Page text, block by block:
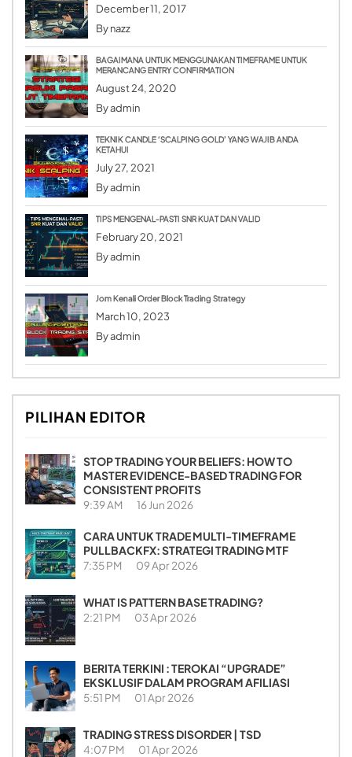
December 11, 2017
Bynazz
BAGAIMANA UNTUK MENGGUNAKAN TIMEFRAME UNTUK
MERANCANG ENTRY CONFIRMATION
August 24, 2020
Byadmin
TEKNIK CANDLE ‘SCALPING GOLD’ YANG WAJIB ANDA
KETAHUI
July 27, 2021
Byadmin
TIPS MENGENAL-PASTI SNR KUAT DAN VALID
February 20, 2021
Byadmin
Jom Kenali Order Block Trading Strategy
March 10, 2023
Byadmin
PILIHAN EDITOR
STOP TRADING YOUR BELIEFS: HOW TO
MASTER EVIDENCE-BASED TRADING FOR
CONSISTENT PROFITS
9:39 AM 16 Jun 2026
CARA UNTUK TRADE MULTI-TIMEFRAME
PULLBACKFX: STRATEGI TRADING MTF
7:35 PM 09 Apr 2026
WHAT IS PATTERN BASE TRADING?
2:21 PM 03 Apr 2026
BERITA TERKINI : TEROKAI “UPGRADE”
EKSKLUSIF DALAM PROGRAM AFILIASI
5:51 PM 01 Apr 2026
TRADING STRESS DISORDER | TSD
4:07 PM 01 Apr 2026